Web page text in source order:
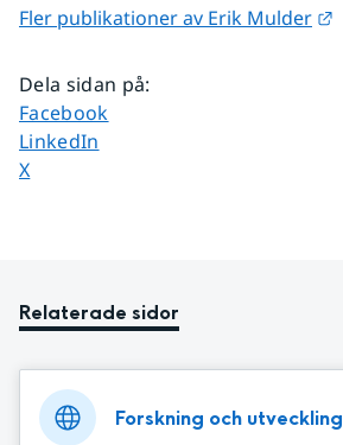
Fler publikationer av Erik Mulder
Dela sidan på:
Dela sidan på
Facebook
Dela sidan på
LinkedIn
Dela sidan på
X
Relaterade sidor
Forskning och utveckling